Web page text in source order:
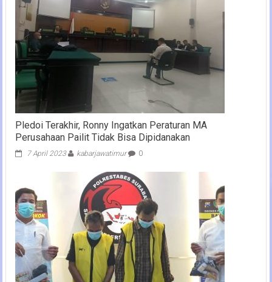
Pledoi Terakhir, Ronny Ingatkan Peraturan MA
Perusahaan Pailit Tidak Bisa Dipidanakan
7 April 2023 kabarjawatimur 0